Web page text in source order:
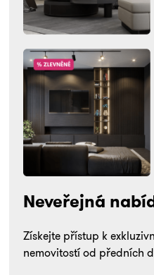
Neveřejná
Získejte přístup k
nemovitostí od předních